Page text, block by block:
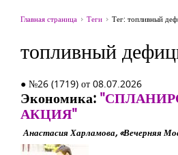
Главная страница Теги Тег: топливный
топливный
● №26 (1719) от 08.07.2026
Экономика:
АКЦИЯ"
Анастасия Харламова, «Вечерняя